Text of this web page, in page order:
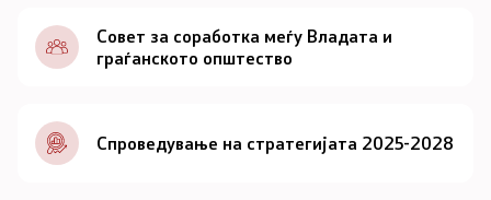
Документи
Совет
Совет за соработка меѓу Владата и
граѓанското општество
Спроведување на стратегијата 2025-2028